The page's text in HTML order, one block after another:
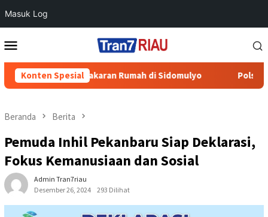
Masuk Log
ke
Mobile
Konten Spesial
Kebakaran Rumah di Sidomulyo Polsek Lubuk
Beranda Berita
Pemuda Inhil Pekanbaru Siap Deklarasi,
Fokus Kemanusiaan dan Sosial
Admin Tran7riau
Desember 26, 2024
293 Dilihat